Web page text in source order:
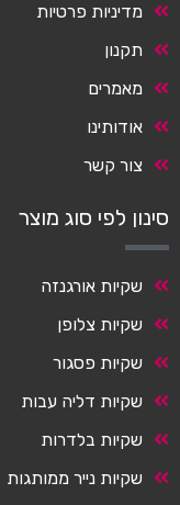
מדיניות פרטיות
תקנון
מאמרים
אודותינו
צור קשר
סינון לפי סוג מוצר
שקיות אורגנזה
שקיות צלופן
שקיות פסגור
שקיות דליה עבות
שקיות בלדרות
שקיות נייר ממותגות